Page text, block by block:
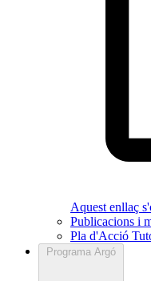
Aquest enllaç
Publicacions i
Pla d'Acció
Programa Argó